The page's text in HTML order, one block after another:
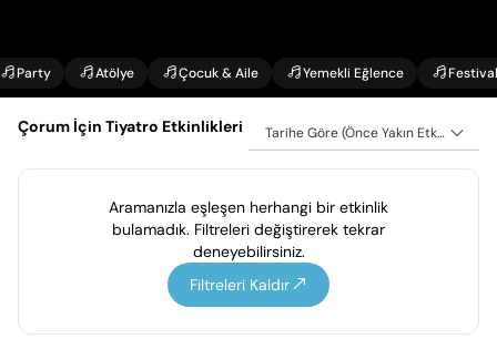
Party Atölye Çocuk & Aile Yemekli Eğlence Festival
Çorum İçin Tiyatro Etkinlikleri Tarihe Göre (Önce Yakın Etkinlikler)
Aramanızla eşleşen herhangi bir etkinlik
bulamadık. Filtreleri değiştirerek tekrar
deneyebilirsiniz.
Filtreleri Kaldır